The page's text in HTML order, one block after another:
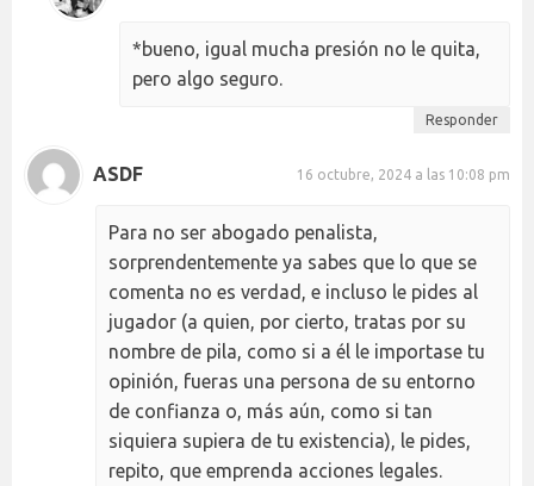
*bueno, igual mucha presión no le quita,
pero algo seguro.
Responder
ASDF 16 octubre, 2024 a las 10:08 pm
Para no ser abogado penalista,
sorprendentemente ya sabes que lo que se
comenta no es verdad, e incluso le pides al
jugador (a quien, por cierto, tratas por su
nombre de pila, como si a él le importase tu
opinión, fueras una persona de su entorno
de confianza o, más aún, como si tan
siquiera supiera de tu existencia), le pides,
repito, que emprenda acciones legales.